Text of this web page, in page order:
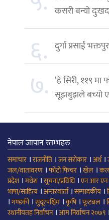
कसरी बन्यो
६. दुर्गा प्रसाईं
७. ‘हे सिरी, ११९
सूझबुझले बच्यो
नेपाल जापान स्तम्भहरु
समाचार ।राजनीति ।जन सरोकार ।अर्थ।
जल/वातावरण ।फोटो फिचर ।खेल ।
प्रदेश।मधेश।सूचना/प्रविधि।एन आर एन
भाषा/साहित्य ।अन्तरवार्ता।सम्पादकीय ।
।गण्डकी।सुदूरपश्चिम ।कृषि।फूटबल ।
स्थानीयतह निर्वाचन।आम निर्वाचन २०७९